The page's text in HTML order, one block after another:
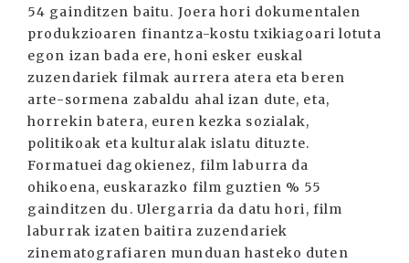
54 gainditzen baitu. Joera hori dokumentalen
produkzioaren finantza-kostu txikiagoari lotuta
egon izan bada ere, honi esker euskal
zuzendariek filmak aurrera atera eta beren
arte-sormena zabaldu ahal izan dute, eta,
horrekin batera, euren kezka sozialak,
politikoak eta kulturalak islatu dituzte.
Formatuei dagokienez, film laburra da
ohikoena, euskarazko film guztien % 55
gainditzen du. Ulergarria da datu hori, film
laburrak izaten baitira zuzendariek
zinematografiaren munduan hasteko duten